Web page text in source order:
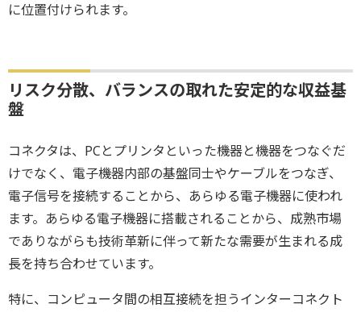
に位置付けられます。
リスク分散、バランスの取れた安定的な収益基
盤
コネクタは、PCとプリンタといった機器と機器をつなぐだ
けでなく、電子機器内部の基盤同士やケーブルをつなぎ、
電子信号を接続することから、あらゆる電子機器に使われ
ます。あらゆる電子機器に搭載されることから、成熟市場
でありながらも技術革新に伴って新たな需要が生まれる成
長を持ち合わせています。
特に、コンピュータ間の相互接続を担うインターコネクト